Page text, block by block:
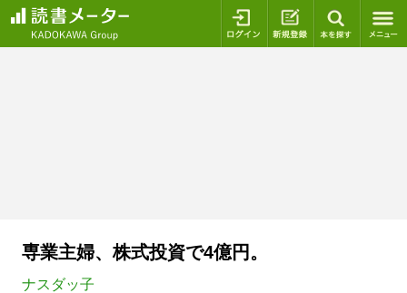
ログイン 新規登録
専業主婦、株式投資で4億円。
ナスダッ子